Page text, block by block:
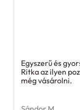
Ritka az ilyen
még vásárolni.